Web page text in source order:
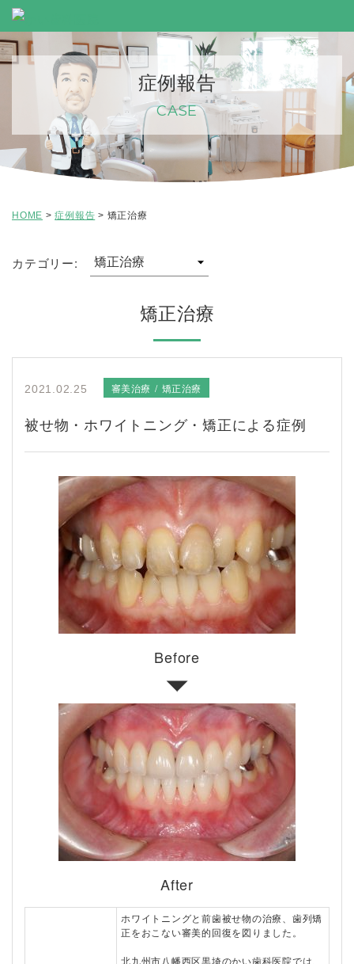
症例報告
CASE
HOME >症例報告 > 矯正治療
カテゴリー:
矯正治療
2021.02.25 審美治療 矯正治療
被せ物・ホワイトニング・矯正による症例
Before
After
ホワイトニングと前歯被せ物の治療、歯列矯
正をおこない審美的回復を図りました。
北九州市八幡西区黒埼のかい歯科医院では、